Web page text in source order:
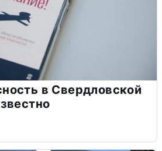
в Свердловской